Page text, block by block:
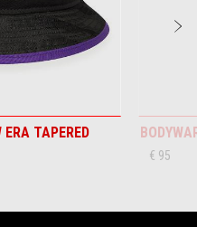
TAPERED
€ 95